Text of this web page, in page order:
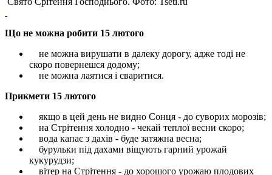
Що не можна робити 15 лютого
не можна вирушати в далеку дорогу, адже тоді не
скоро повернешся додому;
не можна лаятися і сваритися.
Прикмети 15 лютого
якщо в цей день не видно Сонця - до суворих морозів;
на Стрітення холодно - чекай теплої весни скоро;
вода капає з дахів - буде затяжна весна;
бурульки під дахами віщують гарний урожай
кукурудзи;
вітер на Стрітення - до хорошого урожаю плодових